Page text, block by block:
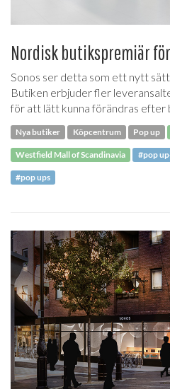
Nordisk butikspremiär
Sonos ser detta som ett nytt
Butiken erbjuder fler
för att lätt kunna förändras efter
Nya butiker Köpcentrum Pop up
Westfield Mall of Scandinavia #pop
#pop ups